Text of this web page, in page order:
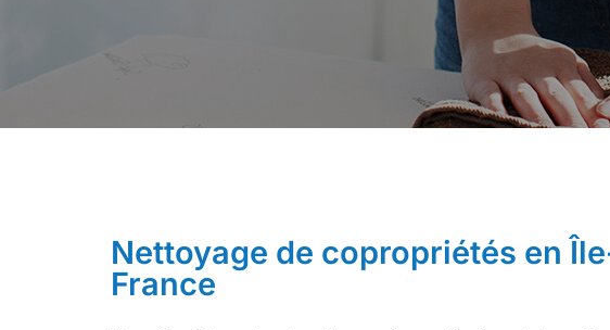
Nettoyage de copropriétés en
France